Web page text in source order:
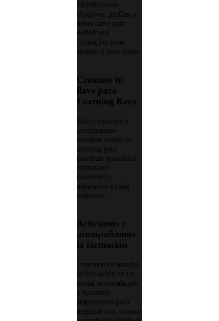
Identificamos
objetivos, perfiles y
áreas clave para
definir qué
formación tiene
sentido y para quién.
Creamos tu
llave para
Learning Keys
Seleccionamos y
combinamos
nuestros cursos e-
learning para
construir recorridos
formativos
coherentes,
adaptados a cada
colectivo.
Activamos y
acompañamos
la formación
Ponemos en marcha
la formación en un
portal personalizado
y hacemos
seguimiento para
asegurar uso, avance